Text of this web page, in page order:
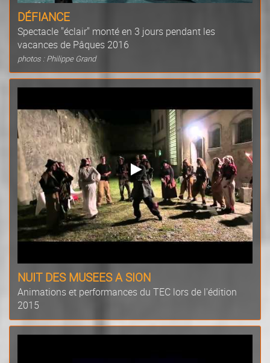
DÉFIANCE
Spectacle "éclair" monté en 3 jours pendant les
vacances de Pâques 2016
photos : Philippe Grand
NUIT DES MUSEES A SION
Animations et performances du TEC lors de l'édition
2015